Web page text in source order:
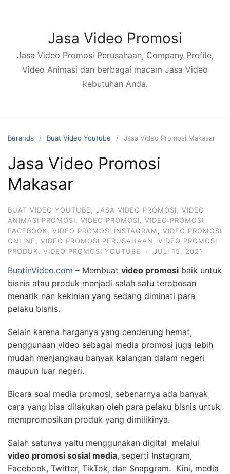
Jasa Video Promosi
Jasa Video Promosi Perusahaan, Company Profile,
Video Animasi dan berbagai macam Jasa Video
kebutuhan Anda.
Beranda Buat Video Youtube Jasa Video Promosi Makasar
Jasa Video Promosi
Makasar
BUAT VIDEO YOUTUBE JASA VIDEO PROMOSI
VIDEO
ANIMASI PROMOSI
VIDEO PROMOSI
VIDEO PROMOSI
FACEBOOK
VIDEO PROMOSI INSTAGRAM
VIDEO PROMOSI
ONLINE
VIDEO PROMOSI PERUSAHAAN
VIDEO PROMOSI
PRODUK
VIDEO PROMOSI YOUTUBE · JULI 15, 2021
BuatinVideo.com – Membuat video promosi baik untuk
bisnis atau produk menjadi salah satu terobosan
menarik nan kekinian yang sedang diminati para
pelaku bisnis.
Selain karena harganya yang cenderung hemat,
penggunaan video sebagai media promosi juga lebih
mudah menjangkau banyak kalangan dalam negeri
maupun luar negeri.
Bicara soal media promosi, sebenarnya ada banyak
cara yang bisa dilakukan oleh para pelaku bisnis untuk
mempromosikan produk yang dimilikinya.
Salah satunya yaitu menggunakan digital melalui
video promosi sosial media, seperti Instagram,
Facebook, Twitter, TikTok, dan Snapgram. Kini, media